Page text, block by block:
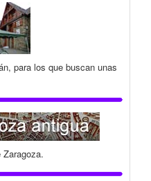
para los que buscan unas